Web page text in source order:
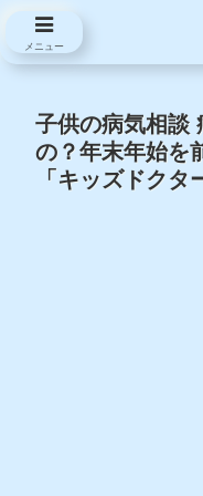
子供の病気相談
の？年末年始を
「キッズドクタ
メニュー